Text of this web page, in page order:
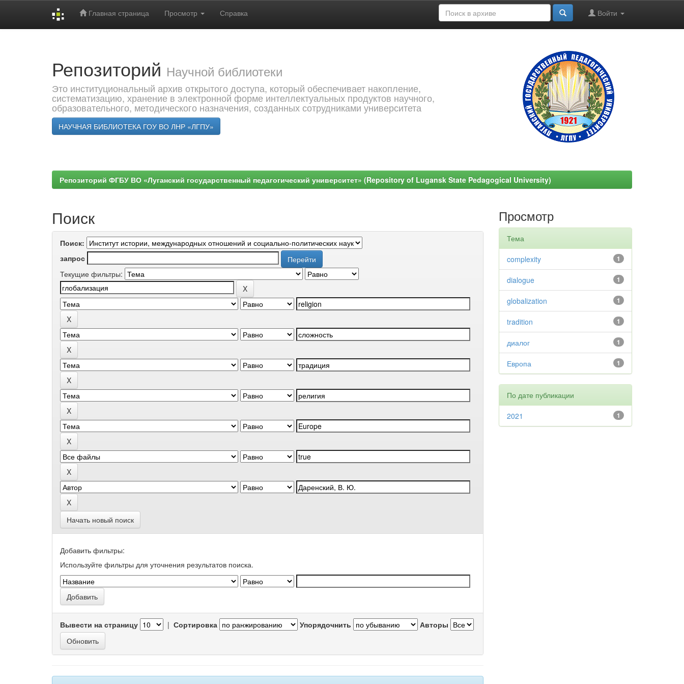
Главная страница Просмотр Справка Войти
Репозиторий Научной библиотеки
Это институциональный архив открытого доступа, который обеспечивает накопление,
систематизацию, хранение в электронной форме интеллектуальных продуктов научного,
образовательного, методического назначения, созданных сотрудниками университета
НАУЧНАЯ БИБЛИОТЕКА ГОУ ВО ЛНР «ЛГПУ»
Репозиторий ФГБУ ВО «Луганский государственный педагогический университет» (Repository of Lugansk State Pedagogical University)
Поиск
Поиск:
запрос
Текущие фильтры:
Начать новый поиск
Добавить фильтры:
Используйте фильтры для уточнения результатов поиска.
Вывести на страницу | Сортировка Упорядочнить Авторы
Просмотр
Тема
1
complexity
1
dialogue
1
globalization
1
tradition
1
диалог
1
Европа
По дате публикации
1
2021